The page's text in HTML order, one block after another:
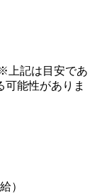
上記は目安であ
可能性がありま
）